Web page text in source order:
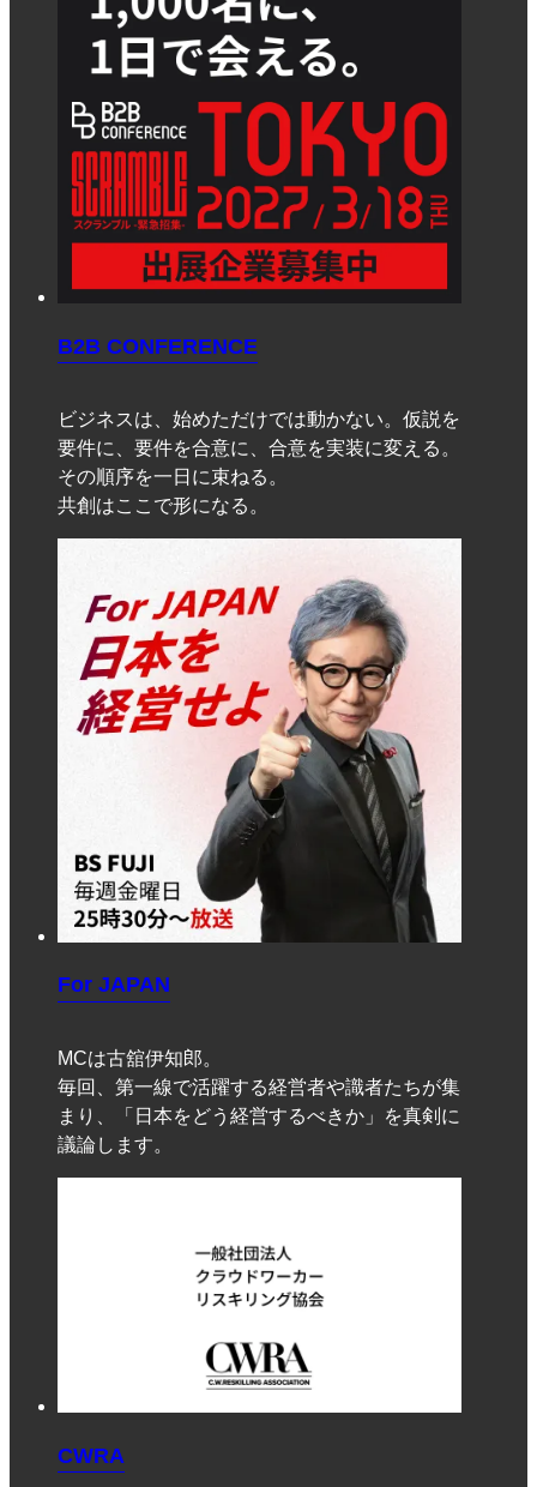
B2B CONFERENCE
ビジネスは、始めただけでは動かない。仮説を
要件に、要件を合意に、合意を実装に変える。
その順序を一日に束ねる。
共創はここで形になる。
For JAPAN
MCは古舘伊知郎。
毎回、第一線で活躍する経営者や識者たちが集
まり、「日本をどう経営するべきか」を真剣に
議論します。
CWRA